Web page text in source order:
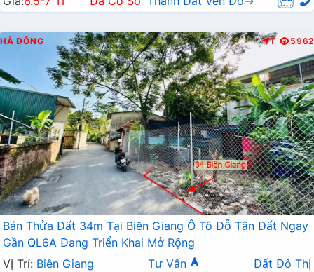
HÀ ĐÔNG T 5962
Bán Thửa Đất 34m Tại Biên Giang Ô Tô Đỗ Tận Đất Ngay
Gần QL6A Đang Triển Khai Mở Rộng
Vị Trí: Biên Giang Tư Vấn
Đất Đô Thị